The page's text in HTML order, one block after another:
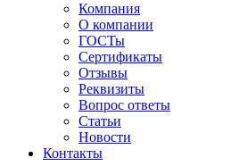
Компания
О компании
ГОСТы
Сертификаты
Отзывы
Реквизиты
Вопрос ответы
Статьи
Новости
Контакты